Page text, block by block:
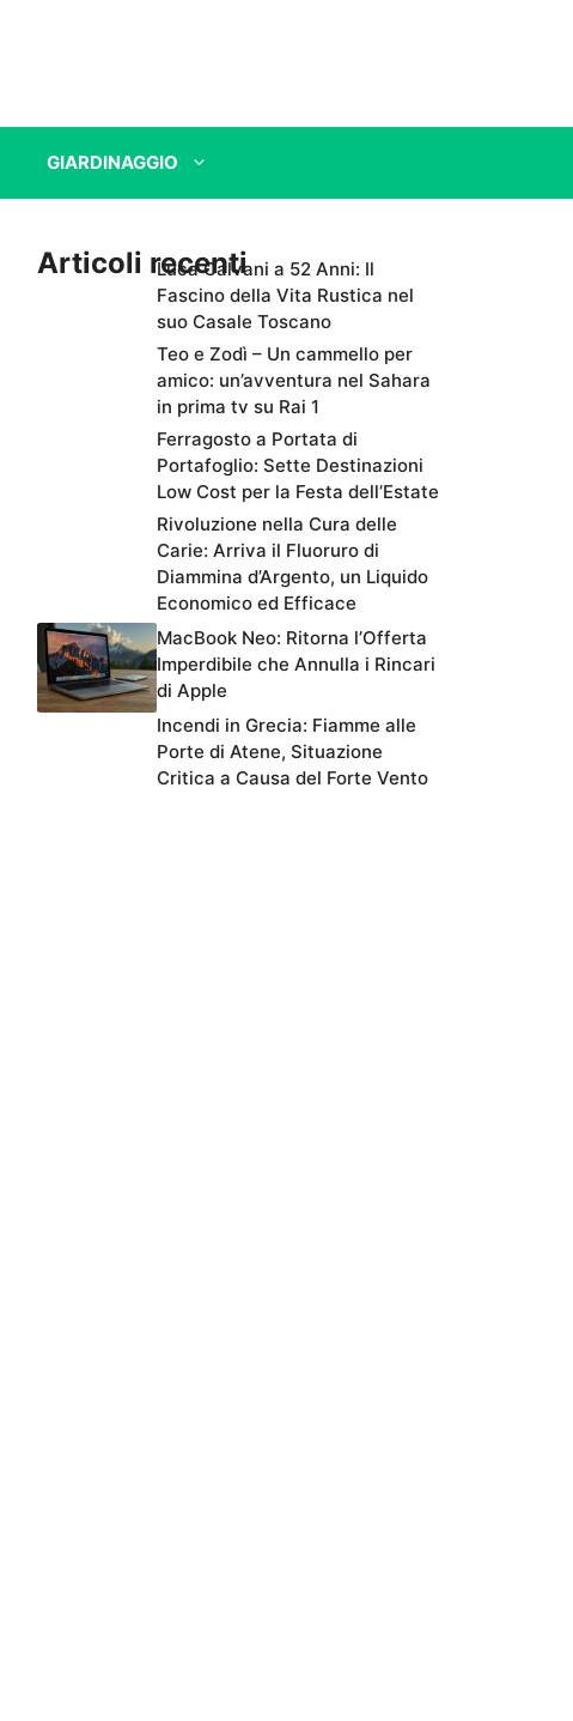
GIARDINAGGIO
Articoli recentiLuca Calvani a 52 Anni: Il
Fascino della Vita Rustica nel
suo Casale Toscano
Teo e Zodì – Un cammello per
amico: un’avventura nel Sahara
in prima tv su Rai 1
Ferragosto a Portata di
Portafoglio: Sette Destinazioni
Low Cost per la Festa dell’Estate
Rivoluzione nella Cura delle
Carie: Arriva il Fluoruro di
Diammina d’Argento, un Liquido
Economico ed Efficace
MacBook Neo: Ritorna l’Offerta
Imperdibile che Annulla i Rincari
di Apple
Incendi in Grecia: Fiamme alle
Porte di Atene, Situazione
Critica a Causa del Forte Vento